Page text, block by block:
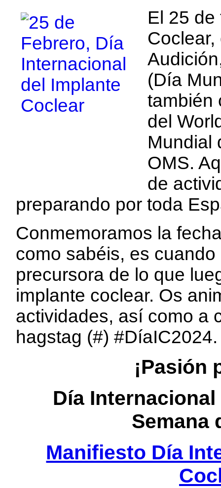
El 25
(Día
también
del
Mundial
OMS.
de
preparando por toda
Conmemoramos la
como sabéis, es
precursora de lo que
implante coclear. Os
actividades, así como a
hagstag (#) #DíaIC2024.
¡Pasión
Día
Semana
Manifiesto Día